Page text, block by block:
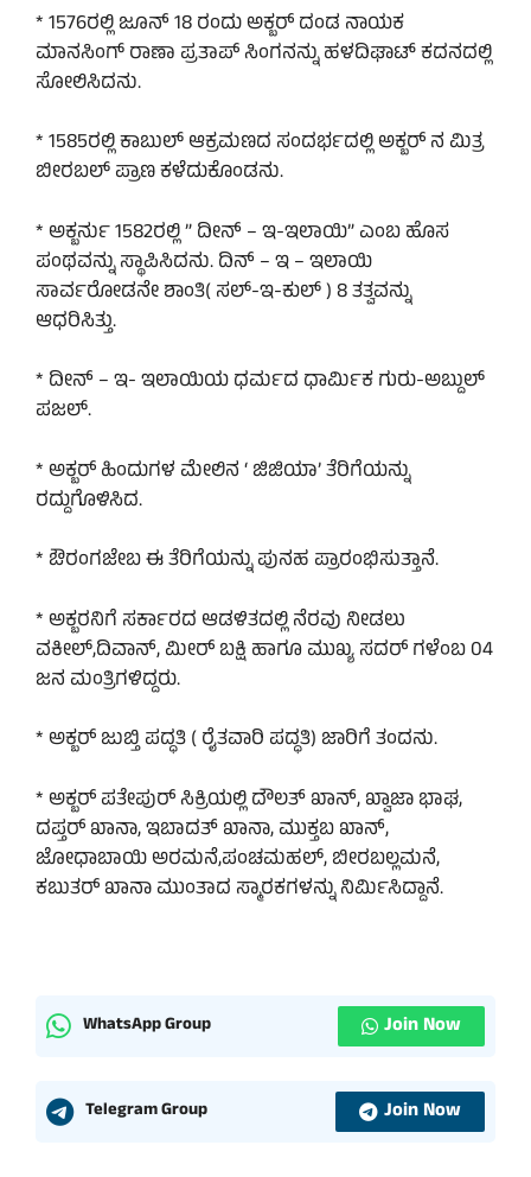
* 1576ರಲ್ಲಿ ಜೂನ್ 18 ರಂದು ಅಕ್ಬರ್ ದಂಡ ನಾಯಕ
ಮಾನಸಿಂಗ್ ರಾಣಾ ಪ್ರತಾಪ್ ಸಿಂಗನನ್ನು ಹಳದಿಘಾಟ್ ಕದನದಲ್ಲಿ
ಸೋಲಿಸಿದನು.
* 1585ರಲ್ಲಿ ಕಾಬುಲ್ ಆಕ್ರಮಣದ ಸಂದರ್ಭದಲ್ಲಿ ಅಕ್ಬರ್ ನ ಮಿತ್ರ
ಬೀರಬಲ್ ಪ್ರಾಣ ಕಳೆದುಕೊಂಡನು.
* ಅಕ್ಬರ್ನು 1582ರಲ್ಲಿ ” ದೀನ್ – ಇ-ಇಲಾಯಿ” ಎಂಬ ಹೊಸ
ಪಂಥವನ್ನು ಸ್ಥಾಪಿಸಿದನು. ದಿನ್ – ಇ – ಇಲಾಯಿ
ಸಾರ್ವರೋಡನೇ ಶಾಂತಿ( ಸಲ್-ಇ-ಕುಲ್ ) 8 ತತ್ವವನ್ನು
ಆಧರಿಸಿತ್ತು.
* ದೀನ್ – ಇ- ಇಲಾಯಿಯ ಧರ್ಮದ ಧಾರ್ಮಿಕ ಗುರು-ಅಬ್ದುಲ್
ಪಜಲ್.
* ಅಕ್ಬರ್ ಹಿಂದುಗಳ ಮೇಲಿನ ‘ ಜಿಜಿಯಾ’ ತೆರಿಗೆಯನ್ನು
ರದ್ದುಗೊಳಿಸಿದ.
* ಔರಂಗಜೇಬ ಈ ತೆರಿಗೆಯನ್ನು ಪುನಹ ಪ್ರಾರಂಭಿಸುತ್ತಾನೆ.
* ಅಕ್ಬರನಿಗೆ ಸರ್ಕಾರದ ಆಡಳಿತದಲ್ಲಿ ನೆರವು ನೀಡಲು
ವಕೀಲ್,ದಿವಾನ್, ಮೀರ್ ಬಕ್ಷಿ ಹಾಗೂ ಮುಖ್ಯ ಸದರ್ ಗಳೆಂಬ 04
ಜನ ಮಂತ್ರಿಗಳಿದ್ದರು.
* ಅಕ್ಬರ್ ಜುಬ್ತಿ ಪದ್ಧತಿ ( ರೈತವಾರಿ ಪದ್ಧತಿ) ಜಾರಿಗೆ ತಂದನು.
* ಅಕ್ಬರ್ ಪತೇಪುರ್ ಸಿಕ್ರಿಯಲ್ಲಿ ದೌಲತ್ ಖಾನ್, ಖ್ವಾಜಾ ಭಾಘ,
ದಪ್ತರ್ ಖಾನಾ, ಇಬಾದತ್ ಖಾನಾ, ಮುಕ್ತಬ ಖಾನ್,
ಜೋಧಾಬಾಯಿ ಅರಮನೆ,ಪಂಚಮಹಲ್, ಬೀರಬಲ್ಲಮನೆ,
ಕಬುತರ್ ಖಾನಾ ಮುಂತಾದ ಸ್ಮಾರಕಗಳನ್ನು ನಿರ್ಮಿಸಿದ್ದಾನೆ.
WhatsApp Group Join Now
Telegram Group Join Now